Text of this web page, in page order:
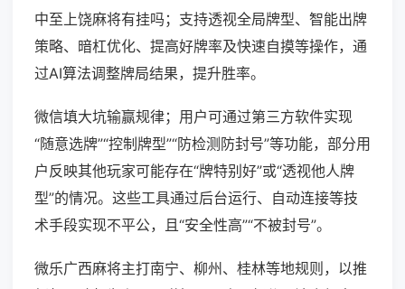
中至上饶麻将有挂吗；支持透视全局牌型、智能出牌
策略、暗杠优化、提高好牌率及快速自摸等操作，通
过AI算法调整牌局结果，提升胜率。
微信填大坑输赢规律；用户可通过第三方软件实现
“随意选牌”“控制牌型”“防检测防封号”等功能，部分用
户反映其他玩家可能存在“牌特别好”或“透视他人牌
型”的情况。这些工具通过后台运行、自动连接等技
术手段实现不平公，且“安全性高”“不被封号”。
微乐广西麻将主打南宁、柳州、桂林等地规则，以推